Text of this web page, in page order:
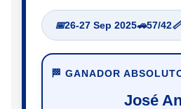
📅26-27 Sep 2025🚗57/42📏
🏁 GANADOR
José